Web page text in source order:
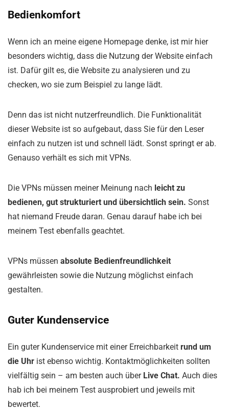
Bedienkomfort
Wenn ich an meine eigene Homepage denke, ist mir hier
besonders wichtig, dass die Nutzung der Website einfach
ist. Dafür gilt es, die Website zu analysieren und zu
checken, wo sie zum Beispiel zu lange lädt.
Denn das ist nicht nutzerfreundlich. Die Funktionalität
dieser Website ist so aufgebaut, dass Sie für den Leser
einfach zu nutzen ist und schnell lädt. Sonst springt er ab.
Genauso verhält es sich mit VPNs.
Die VPNs müssen meiner Meinung nach leicht zu
bedienen, gut strukturiert und übersichtlich sein. Sonst
hat niemand Freude daran. Genau darauf habe ich bei
meinem Test ebenfalls geachtet.
VPNs müssen absolute Bedienfreundlichkeit
gewährleisten sowie die Nutzung möglichst einfach
gestalten.
Guter Kundenservice
Ein guter Kundenservice mit einer Erreichbarkeit rund um
die Uhr ist ebenso wichtig. Kontaktmöglichkeiten sollten
vielfältig sein – am besten auch über Live Chat. Auch dies
hab ich bei meinem Test ausprobiert und jeweils mit
bewertet.